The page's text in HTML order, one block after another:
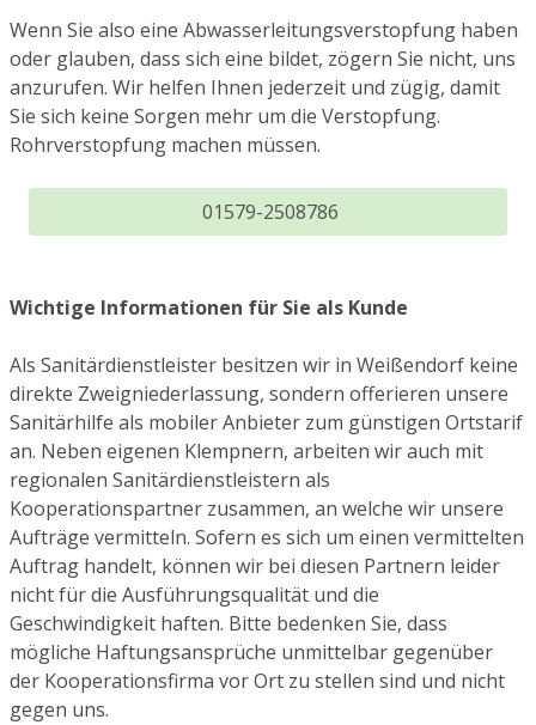
Wenn Sie also eine Abwasserleitungsverstopfung haben
oder glauben, dass sich eine bildet, zögern Sie nicht, uns
anzurufen. Wir helfen Ihnen jederzeit und zügig, damit
Sie sich keine Sorgen mehr um die Verstopfung.
Rohrverstopfung machen müssen.
01579-2508786
Wichtige Informationen für Sie als Kunde
Als Sanitärdienstleister besitzen wir in Weißendorf keine
direkte Zweigniederlassung, sondern offerieren unsere
Sanitärhilfe als mobiler Anbieter zum günstigen Ortstarif
an. Neben eigenen Klempnern, arbeiten wir auch mit
regionalen Sanitärdienstleistern als
Kooperationspartner zusammen, an welche wir unsere
Aufträge vermitteln. Sofern es sich um einen vermittelten
Auftrag handelt, können wir bei diesen Partnern leider
nicht für die Ausführungsqualität und die
Geschwindigkeit haften. Bitte bedenken Sie, dass
mögliche Haftungsansprüche unmittelbar gegenüber
der Kooperationsfirma vor Ort zu stellen sind und nicht
gegen uns.